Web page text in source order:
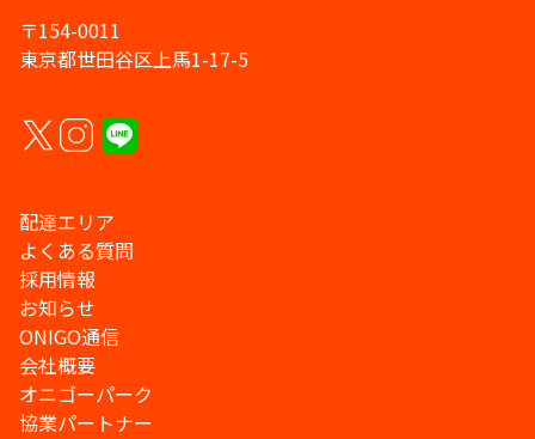
〒154-0011
東京都世田谷区上馬1-17-5
配達エリア
よくある質問
採用情報
お知らせ
ONIGO通信
会社概要
オニゴーパーク
協業パートナー